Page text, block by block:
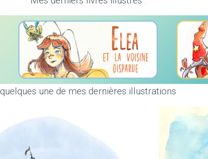
quelques une de mes dernières illustrations